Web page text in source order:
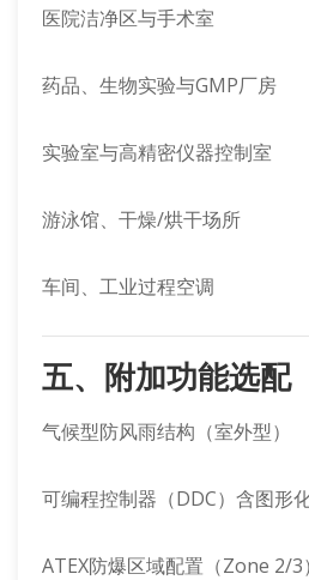
医院洁净区与手术室
药品、生物实验与GMP厂房
实验室与高精密仪器控制室
游泳馆、干燥/烘干场所
车间、工业过程空调
五、附加功能选配
气候型防风雨结构（室外型）
可编程控制器（DDC）含图形
ATEX防爆区域配置（Zone 2/3）